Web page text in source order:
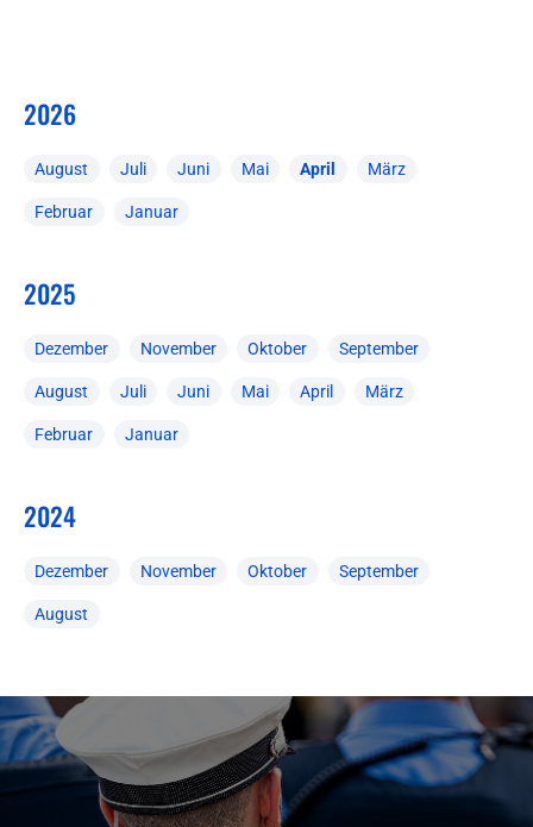
2026
August Juli Juni Mai April März
Februar Januar
2025
Dezember November Oktober September
August Juli Juni Mai April März
Februar Januar
2024
Dezember November Oktober September
August